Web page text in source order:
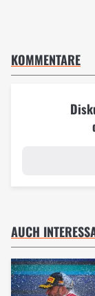
KOMMENTARE
AUCH